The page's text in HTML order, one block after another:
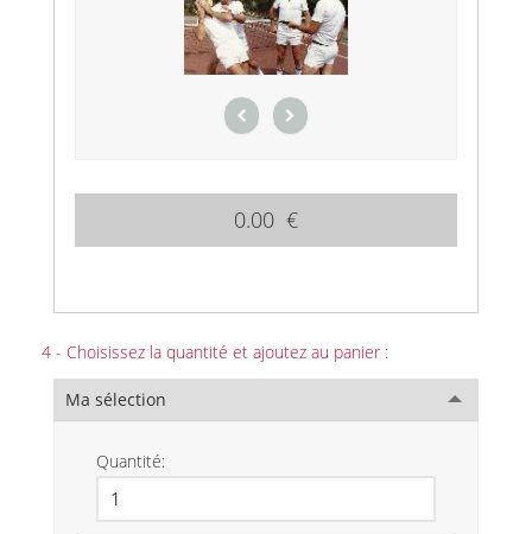
0.00 €
4 - Choisissez la quantité et ajoutez au panier :
Ma sélection
Quantité: